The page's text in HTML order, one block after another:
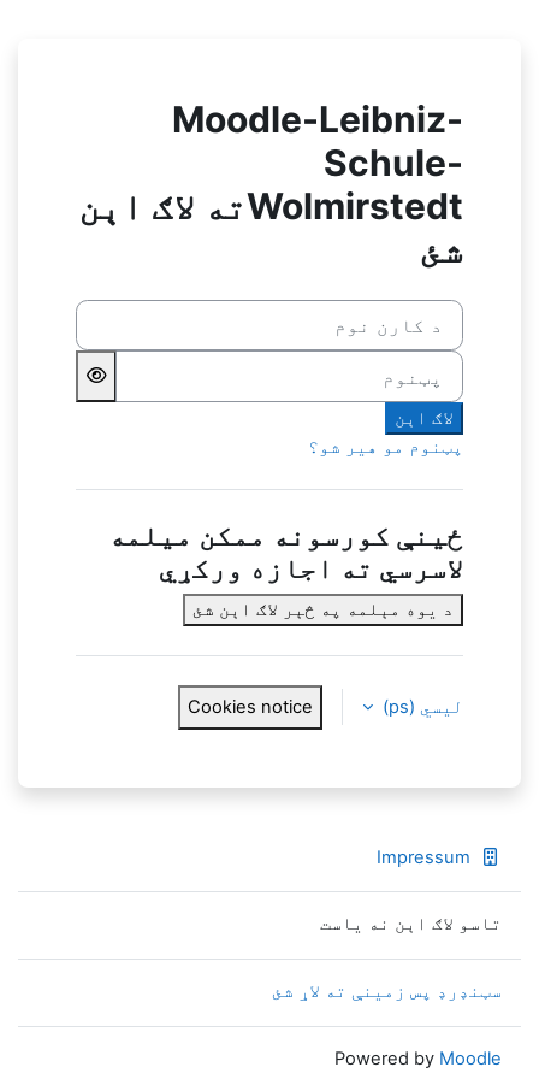
Moodle-Leibniz-
Schule-
Wolmirstedtته لاګ اېن
شئ
د کارن نوم
پټنوم
لاګ اېن
پټنوم مو هیر شو؟
ځینې کورسونه ممکن میلمه
لاسرسي ته اجازه ورکړي
د یوه مېلمه په څېر لاګ اېن شئ
لیسي ‎(ps)‎ Cookies notice
Impressum
تاسو لاګ اېن نه یاست
سټنډرډ پس زمینې ته لاړ شئ
Powered by Moodle